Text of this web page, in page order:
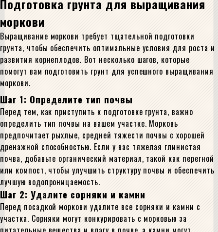
Подготовка грунта для выращивания
моркови
Выращивание моркови требует тщательной подготовки
грунта, чтобы обеспечить оптимальные условия для роста и
развития корнеплодов. Вот несколько шагов, которые
помогут вам подготовить грунт для успешного выращивания
моркови.
Шаг 1: Определите тип почвы
Перед тем, как приступить к подготовке грунта, важно
определить тип почвы на вашем участке. Морковь
предпочитает рыхлые, средней тяжести почвы с хорошей
дренажной способностью. Если у вас тяжелая глинистая
почва, добавьте органический материал, такой как перегной
или компост, чтобы улучшить структуру почвы и обеспечить
лучшую водопроницаемость.
Шаг 2: Удалите сорняки и камни
Перед посадкой моркови удалите все сорняки и камни с
участка. Сорняки могут конкурировать с морковью за